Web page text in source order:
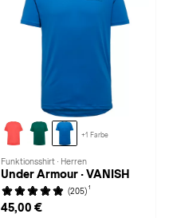
+1 Farbe
Funktionsshirt · Herren
Under Armour · VANISH
(205) 1
45,00 €